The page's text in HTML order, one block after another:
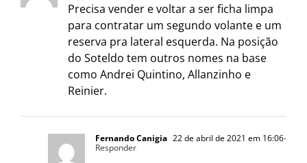
Precisa vender e voltar a ser ficha limpa
para contratar um segundo volante e um
reserva pra lateral esquerda. Na posição
do Soteldo tem outros nomes na base
como Andrei Quintino, Allanzinho e
Reinier.
Fernando Canigia 22 de abril de 2021 em 16:06-
Responder